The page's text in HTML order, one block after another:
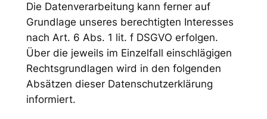
Die Datenverarbeitung kann ferner auf
Grundlage unseres berechtigten Interesses
nach Art. 6 Abs. 1 lit. f DSGVO erfolgen.
Über die jeweils im Einzelfall einschlägigen
Rechtsgrundlagen wird in den folgenden
Absätzen dieser Datenschutzerklärung
informiert.